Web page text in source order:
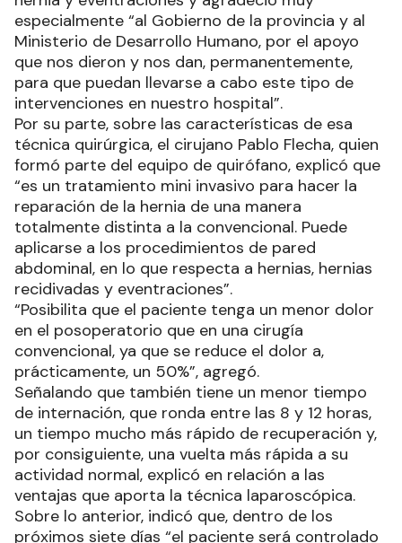
especialmente “al Gobierno de la provincia y al
Ministerio de Desarrollo Humano, por el apoyo
que nos dieron y nos dan, permanentemente,
para que puedan llevarse a cabo este tipo de
intervenciones en nuestro hospital”.
Por su parte, sobre las características de esa
técnica quirúrgica, el cirujano Pablo Flecha, quien
formó parte del equipo de quirófano, explicó que
“es un tratamiento mini invasivo para hacer la
reparación de la hernia de una manera
totalmente distinta a la convencional. Puede
aplicarse a los procedimientos de pared
abdominal, en lo que respecta a hernias, hernias
recidivadas y eventraciones”.
“Posibilita que el paciente tenga un menor dolor
en el posoperatorio que en una cirugía
convencional, ya que se reduce el dolor a,
prácticamente, un 50%”, agregó.
Señalando que también tiene un menor tiempo
de internación, que ronda entre las 8 y 12 horas,
un tiempo mucho más rápido de recuperación y,
por consiguiente, una vuelta más rápida a su
actividad normal, explicó en relación a las
ventajas que aporta la técnica laparoscópica.
Sobre lo anterior, indicó que, dentro de los
próximos siete días “el paciente será controlado